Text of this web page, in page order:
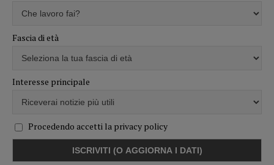
Fascia di età
Interesse principale
Procedendo accetti la privacy policy